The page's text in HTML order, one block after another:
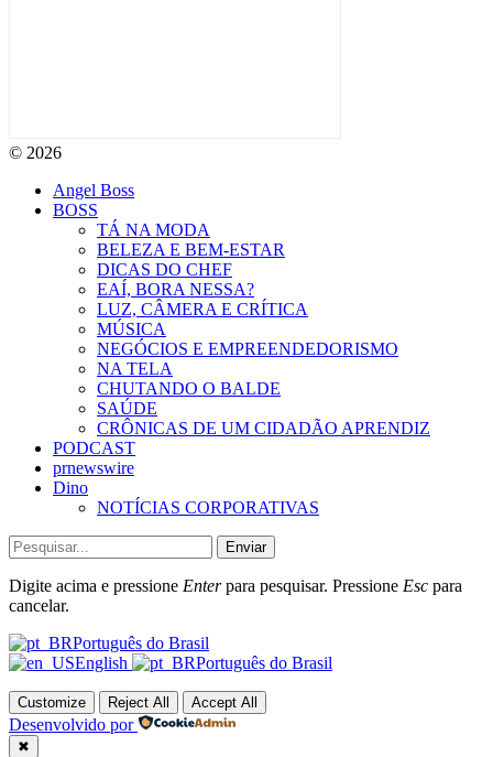
© 2026
Angel Boss
BOSS
TÁ NA MODA
BELEZA E BEM-ESTAR
DICAS DO CHEF
EAÍ, BORA NESSA?
LUZ, CÂMERA E CRÍTICA
MÚSICA
NEGÓCIOS E EMPREENDEDORISMO
NA TELA
CHUTANDO O BALDE
SAÚDE
CRÔNICAS DE UM CIDADÃO APRENDIZ
PODCAST
prnewswire
Dino
NOTÍCIAS CORPORATIVAS
Enviar
Digite acima e pressione Enterpara pesquisar. Pressione Esc para
cancelar.
Português do Brasil
English
Português do Brasil
Customize Reject All Accept All
Desenvolvido por
✖